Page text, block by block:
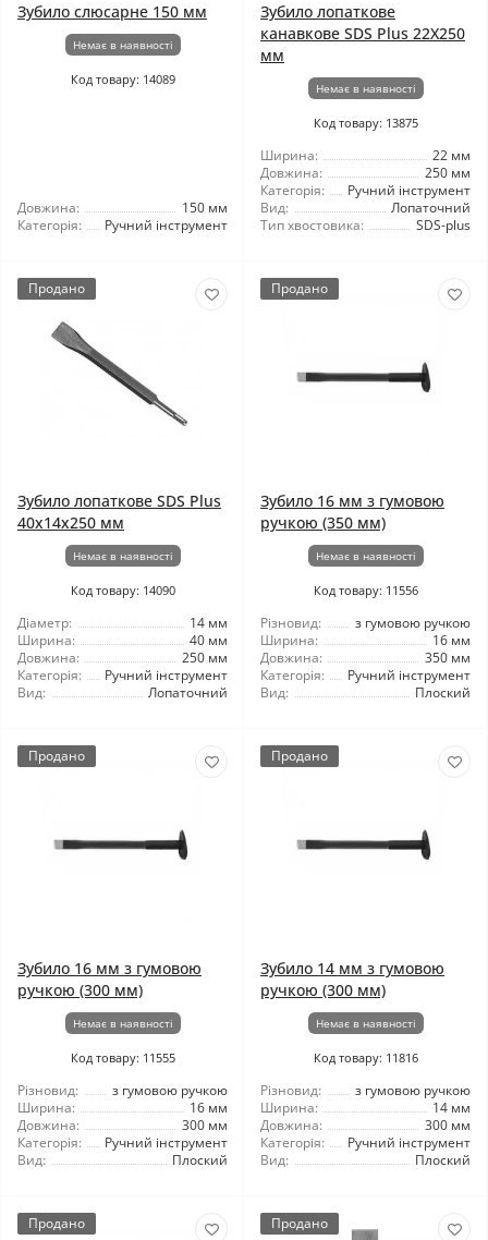
Зубило слюсарне 150 мм
Немає в наявності
Код товару: 14089
Довжина:
150 мм
Категорія:
Ручний інструмент
Зубило лопаткове
канавкове SDS Plus 22X250
мм
Немає в наявності
Код товару: 13875
Ширина:
22 мм
Довжина:
250 мм
Категорія:
Ручний інструмент
Вид:
Лопаточний
Тип хвостовика:
SDS-plus
Продано
Зубило лопаткове SDS Plus
40x14x250 мм
Немає в наявності
Код товару: 14090
Діаметр:
14 мм
Ширина:
40 мм
Довжина:
250 мм
Категорія:
Ручний інструмент
Вид:
Лопаточний
Продано
Зубило 16 мм з гумовою
ручкою (350 мм)
Немає в наявності
Код товару: 11556
Різновид:
з гумовою ручкою
Ширина:
16 мм
Довжина:
350 мм
Категорія:
Ручний інструмент
Вид:
Плоский
Продано
Зубило 16 мм з гумовою
ручкою (300 мм)
Немає в наявності
Код товару: 11555
Різновид:
з гумовою ручкою
Ширина:
16 мм
Довжина:
300 мм
Категорія:
Ручний інструмент
Вид:
Плоский
Продано
Зубило 14 мм з гумовою
ручкою (300 мм)
Немає в наявності
Код товару: 11816
Різновид:
з гумовою ручкою
Ширина:
14 мм
Довжина:
300 мм
Категорія:
Ручний інструмент
Вид:
Плоский
Продано Продано